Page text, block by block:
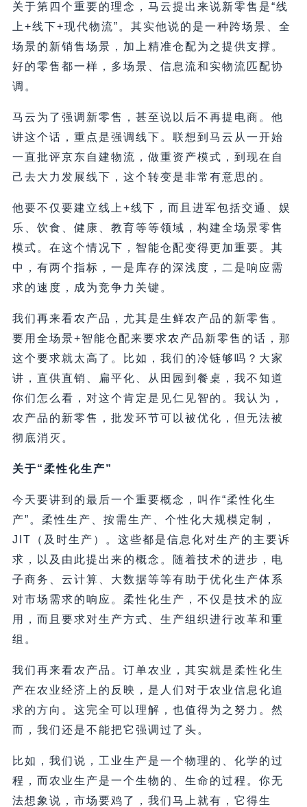
关于第四个重要的理念，马云提出来说新零售是“线
上+线下+现代物流”。其实他说的是一种跨场景、全
场景的新销售场景，加上精准仓配为之提供支撑。
好的零售都一样，多场景、信息流和实物流匹配协
调。
马云为了强调新零售，甚至说以后不再提电商。他
讲这个话，重点是强调线下。联想到马云从一开始
一直批评京东自建物流，做重资产模式，到现在自
己去大力发展线下，这个转变是非常有意思的。
他要不仅要建立线上+线下，而且进军包括交通、娱
乐、饮食、健康、教育等等领域，构建全场景零售
模式。在这个情况下，智能仓配变得更加重要。其
中，有两个指标，一是库存的深浅度，二是响应需
求的速度，成为竞争力关键。
我们再来看农产品，尤其是生鲜农产品的新零售。
要用全场景+智能仓配来要求农产品新零售的话，那
这个要求就太高了。比如，我们的冷链够吗？大家
讲，直供直销、扁平化、从田园到餐桌，我不知道
你们怎么看，对这个肯定是见仁见智的。我认为，
农产品的新零售，批发环节可以被优化，但无法被
彻底消灭。
关于“柔性化生产”
今天要讲到的最后一个重要概念，叫作“柔性化生
产”。柔性生产、按需生产、个性化大规模定制，
JIT（及时生产）。这些都是信息化对生产的主要诉
求，以及由此提出来的概念。随着技术的进步，电
子商务、云计算、大数据等等有助于优化生产体系
对市场需求的响应。柔性化生产，不仅是技术的应
用，而且要求对生产方式、生产组织进行改革和重
组。
我们再来看农产品。订单农业，其实就是柔性化生
产在农业经济上的反映，是人们对于农业信息化追
求的方向。这完全可以理解，也值得为之努力。然
而，我们还是不能把它强调过了头。
比如，我们说，工业生产是一个物理的、化学的过
程，而农业生产是一个生物的、生命的过程。你无
法想象说，市场要鸡了，我们马上就有，它得生